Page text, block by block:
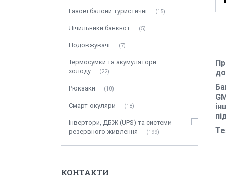
Газові балони туристичні 15
Лічильники банкнот 5
Подовжувачі 7
Термосумки та акумулятори
холоду
22
Рюкзаки 10
Смарт-окуляри 18
Інвертори, ДБЖ (UPS) та системи
резервного живлення
199
КОНТАКТИ